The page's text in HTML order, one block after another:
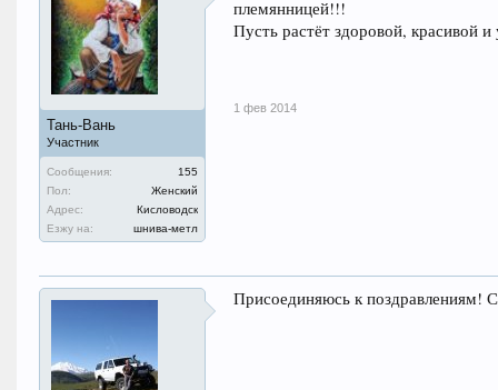
Тань-Вань
Участник
Сообщения:
155
Пол:
Женский
Адрес:
Кисловодск
Езжу на:
шнива-метл
племянницей!!!
Пусть растёт здоровой, красивой
1 фев 2014
Присоединяюсь к поздравлениям!